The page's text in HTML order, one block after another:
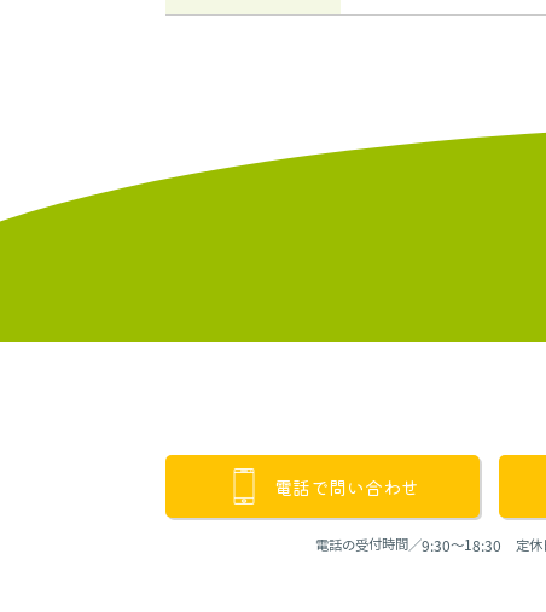
電話で問い合わせ
電話の受付時間／9:30〜18:30 定休